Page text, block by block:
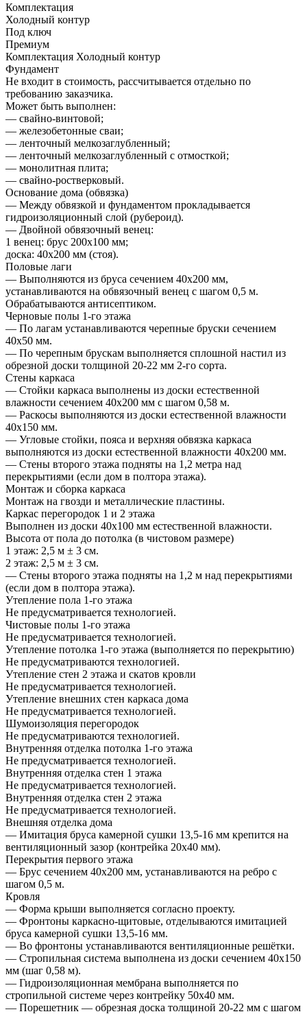
Комплектация
Холодный контур
Под ключ
Премиум
Комплектация Холодный контур
Фундамент
Не входит в стоимость, рассчитывается отдельно по
требованию заказчика.
Может быть выполнен:
— свайно-винтовой;
— железобетонные сваи;
— ленточный мелкозаглубленный;
— ленточный мелкозаглубленный с отмосткой;
— монолитная плита;
— свайно-ростверковый.
Основание дома (обвязка)
— Между обвязкой и фундаментом прокладывается
гидроизоляционный слой (рубероид).
— Двойной обвязочный венец:
1 венец: брус 200х100 мм;
доска: 40х200 мм (стоя).
Половые лаги
— Выполняются из бруса сечением 40х200 мм,
устанавливаются на обвязочный венец с шагом 0,5 м.
Обрабатываются антисептиком.
Черновые полы 1-го этажа
— По лагам устанавливаются черепные бруски сечением
40х50 мм.
— По черепным брускам выполняется сплошной настил из
обрезной доски толщиной 20-22 мм 2-го сорта.
Стены каркаса
— Стойки каркаса выполнены из доски естественной
влажности сечением 40х200 мм с шагом 0,58 м.
— Раскосы выполняются из доски естественной влажности
40х150 мм.
— Угловые стойки, пояса и верхняя обвязка каркаса
выполняются из доски естественной влажности 40х200 мм.
— Стены второго этажа подняты на 1,2 метра над
перекрытиями (если дом в полтора этажа).
Монтаж и сборка каркаса
Монтаж на гвозди и металлические пластины.
Каркас перегородок 1 и 2 этажа
Выполнен из доски 40х100 мм естественной влажности.
Высота от пола до потолка (в чистовом размере)
1 этаж: 2,5 м ± 3 см.
2 этаж: 2,5 м ± 3 см.
— Стены второго этажа подняты на 1,2 м над перекрытиями
(если дом в полтора этажа).
Утепление пола 1-го этажа
Не предусматривается технологией.
Чистовые полы 1-го этажа
Не предусматривается технологией.
Утепление потолка 1-го этажа (выполняется по перекрытию)
Не предусматриваются технологией.
Утепление стен 2 этажа и скатов кровли
Не предусматривается технологией.
Утепление внешних стен каркаса дома
Не предусматривается технологией.
Шумоизоляция перегородок
Не предусматриваются технологией.
Внутренняя отделка потолка 1-го этажа
Не предусматривается технологией.
Внутренняя отделка стен 1 этажа
Не предусматривается технологией.
Внутренняя отделка стен 2 этажа
Не предусматривается технологией.
Внешняя отделка дома
— Имитация бруса камерной сушки 13,5-16 мм крепится на
вентиляционный зазор (контрейка 20х40 мм).
Перекрытия первого этажа
— Брус сечением 40х200 мм, устанавливаются на ребро с
шагом 0,5 м.
Кровля
— Форма крыши выполняется согласно проекту.
— Фронтоны каркасно-щитовые, отделываются имитацией
бруса камерной сушки 13,5-16 мм.
— Во фронтоны устанавливаются вентиляционные решётки.
— Стропильная система выполнена из доски сечением 40х150
мм (шаг 0,58 м).
— Гидроизоляционная мембрана выполняется по
стропильной системе через контрейку 50х40 мм.
— Порешетник — обрезная доска толщиной 20-22 мм с шагом